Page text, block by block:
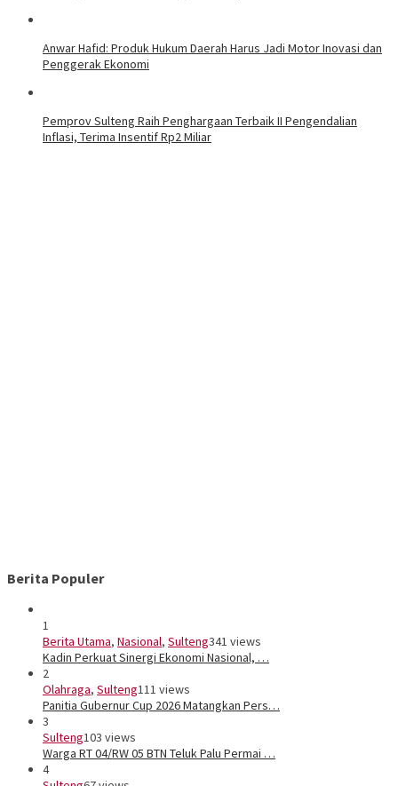
Anwar Hafid: Produk Hukum Daerah Harus Jadi Motor Inovasi dan
Penggerak Ekonomi
Pemprov Sulteng Raih Penghargaan Terbaik II Pengendalian
Inflasi, Terima Insentif Rp2 Miliar
Berita Populer
1
Berita Utama, Nasional, Sulteng341 views
Kadin Perkuat Sinergi Ekonomi Nasional, …
2
Olahraga, Sulteng111 views
Panitia Gubernur Cup 2026 Matangkan Pers…
3
Sulteng103 views
Warga RT 04/RW 05 BTN Teluk Palu Permai …
4